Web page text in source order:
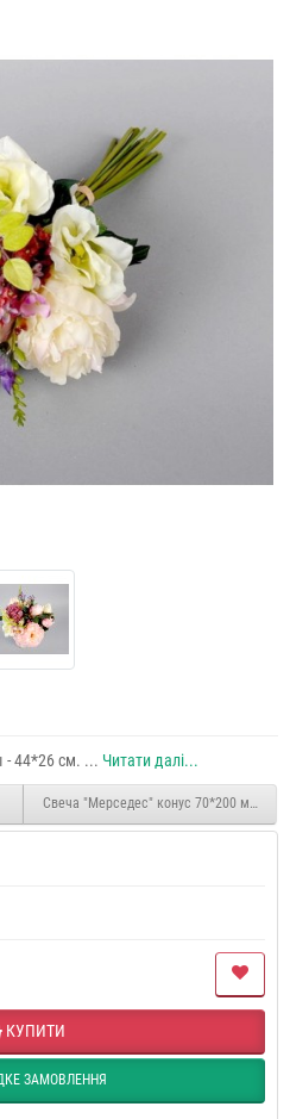
- 44*26 см. ... Читати далі...
Свеча "Мерседес" конус 70*200 мм
КУПИТИ
ЗАМОВЛЕННЯ